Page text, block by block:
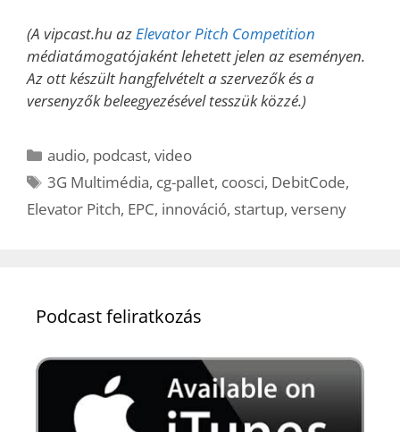
(A vipcast.hu azElevator Pitch Competition
médiatámogatójaként lehetett jelen az eseményen.
Az ott készült hangfelvételt a szervezők és a
versenyzők beleegyezésével tesszük közzé.)
Kategória
audio, podcast,video
Címkék
3G Multimédia, cg-pallet, coosci, DebitCode,
Elevator Pitch, EPC, innováció, startup, verseny
Podcast feliratkozás